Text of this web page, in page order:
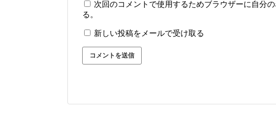
次回のコメントで使用するためブラウザーに自分
る。
新しい投稿をメールで受け取る